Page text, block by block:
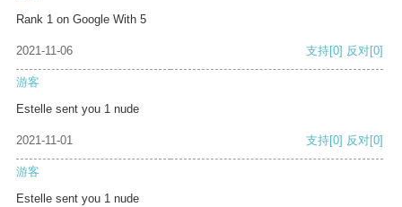
Rank 1 on Google With 5
2021-11-06 支持[0] 反对[0]
游客
Estelle sent you 1 nude
2021-11-01 支持[0] 反对[0]
游客
Estelle sent you 1 nude